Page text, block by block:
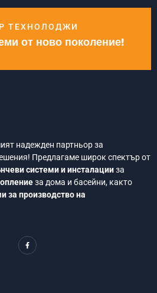
ТЕХНОЛОДЖИ
от ново поколение!
надежден партньор за
Предлагаме широк спектър от
системи и инсталацииза
за дома и басейни, както
за производство на
F
a
c